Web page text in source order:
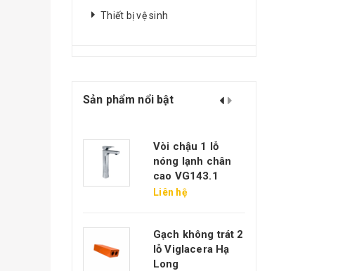
Thiết bị vệ sinh
Sản phẩm nổi bật
Vòi chậu 1 lỗ
nóng lạnh chân
cao VG143.1
Liên hệ
Gạch không trát 2
lỗ Viglacera Hạ
Long